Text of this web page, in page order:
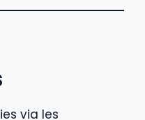
via les